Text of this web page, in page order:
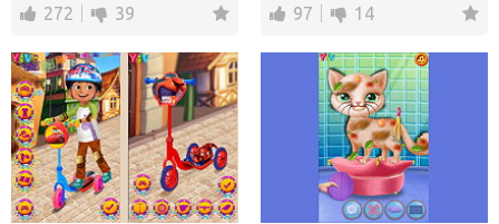
272 39
κορίτσι γυμνασ...
97 14